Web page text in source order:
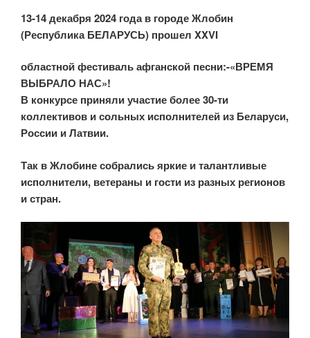
13-14 декабря 2024 года в городе Жлобин
(Республика БЕЛАРУСЬ) прошел XXVI
областной фестиваль афганской песни:-«ВРЕМЯ
ВЫБРАЛО НАС»!
В конкурсе приняли участие более 30-ти
коллективов и сольных исполнителей из Беларуси,
России и Латвии.
Так в Жлобине собрались яркие и талантливые
исполнители, ветераны и гости из разных регионов
и стран.